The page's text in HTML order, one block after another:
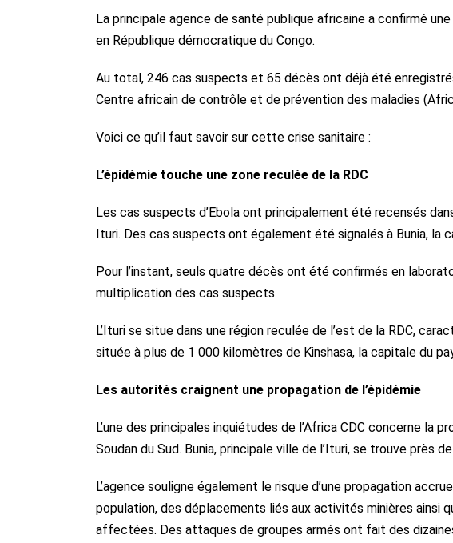
La principale agence de santé publique africaine a confirmé
en République démocratique du Congo.
Au total, 246 cas suspects et 65 décès ont déjà été
Centre africain de contrôle et de prévention des maladies
Voici ce qu’il faut savoir sur cette crise sanitaire :
L’épidémie touche une zone reculée de la RDC
Les cas suspects d’Ebola ont principalement été recensés
Ituri. Des cas suspects ont également été signalés à Bunia, la
Pour l’instant, seuls quatre décès ont été confirmés en
multiplication des cas suspects.
L’Ituri se situe dans une région reculée de l’est de la RDC,
située à plus de 1 000 kilomètres de Kinshasa, la capitale du
Les autorités craignent une propagation de l’épidémie
L’une des principales inquiétudes de l’Africa CDC concerne la
Soudan du Sud. Bunia, principale ville de l’Ituri, se trouve près
L’agence souligne également le risque d’une propagation
population, des déplacements liés aux activités minières ainsi
affectées. Des attaques de groupes armés ont fait des